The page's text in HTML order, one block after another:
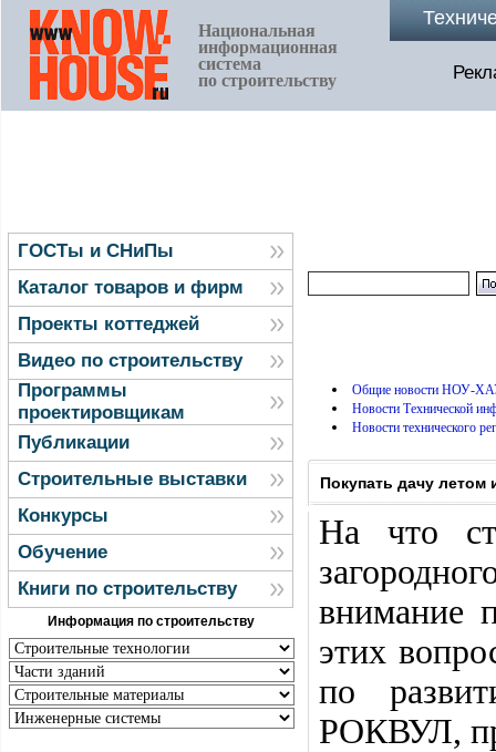
Национальная
информационная
система
по строительству
ГОСТы и СНиПы
Каталог товаров и фирм
Проекты коттеджей
Видео по строительству
Программы
проектировщикам
Публикации
Строительные выставки
Конкурсы
Обучение
Книги по строительству
Информация по строительству
Общие новости НОУ-
Новости Технической
Новости технического
Покупать дачу
На что
внимание
этих
по
РОКВУЛ,